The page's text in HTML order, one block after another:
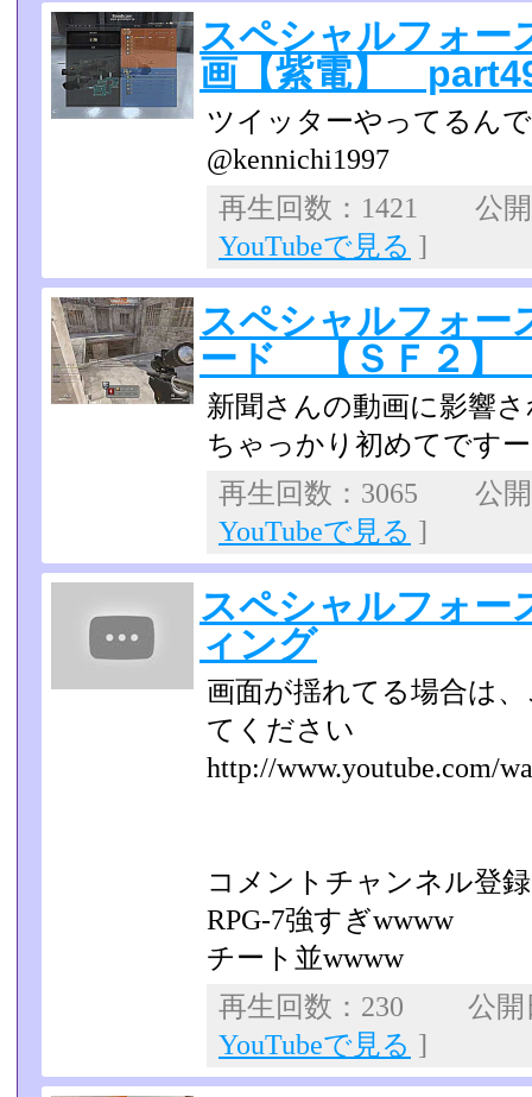
スペシャルフォ
画【紫電】
ツイッターやってるん
@kennichi1997
再生回数：1421 公
YouTubeで見る ]
スペシャルフォ
ード 【ＳＦ２】
新聞さんの動画に影響
ちゃっかり初めてですー
再生回数：3065 公
YouTubeで見る ]
スペシャルフォー
ィング
画面が揺れてる場合は
てください
http://www.youtube.com/
コメントチャンネル登
RPG-7強すぎwwww
チート並wwww
再生回数：230 公
YouTubeで見る ]